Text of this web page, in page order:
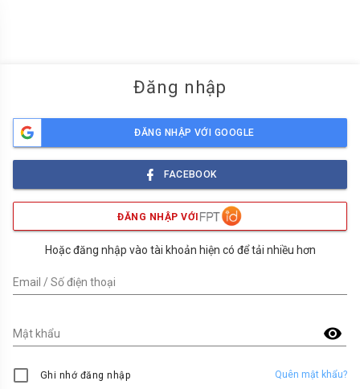
Đăng nhập
ĐĂNG NHẬP VỚI GOOGLE
FACEBOOK
ĐĂNG NHẬP VỚI
Hoặc đăng nhập vào tài khoản hiện có để tải nhiều hơn
Email / Số điện thoại
visibility
Mật khẩu
Ghi nhớ đăng nhập Quên mật khẩu?